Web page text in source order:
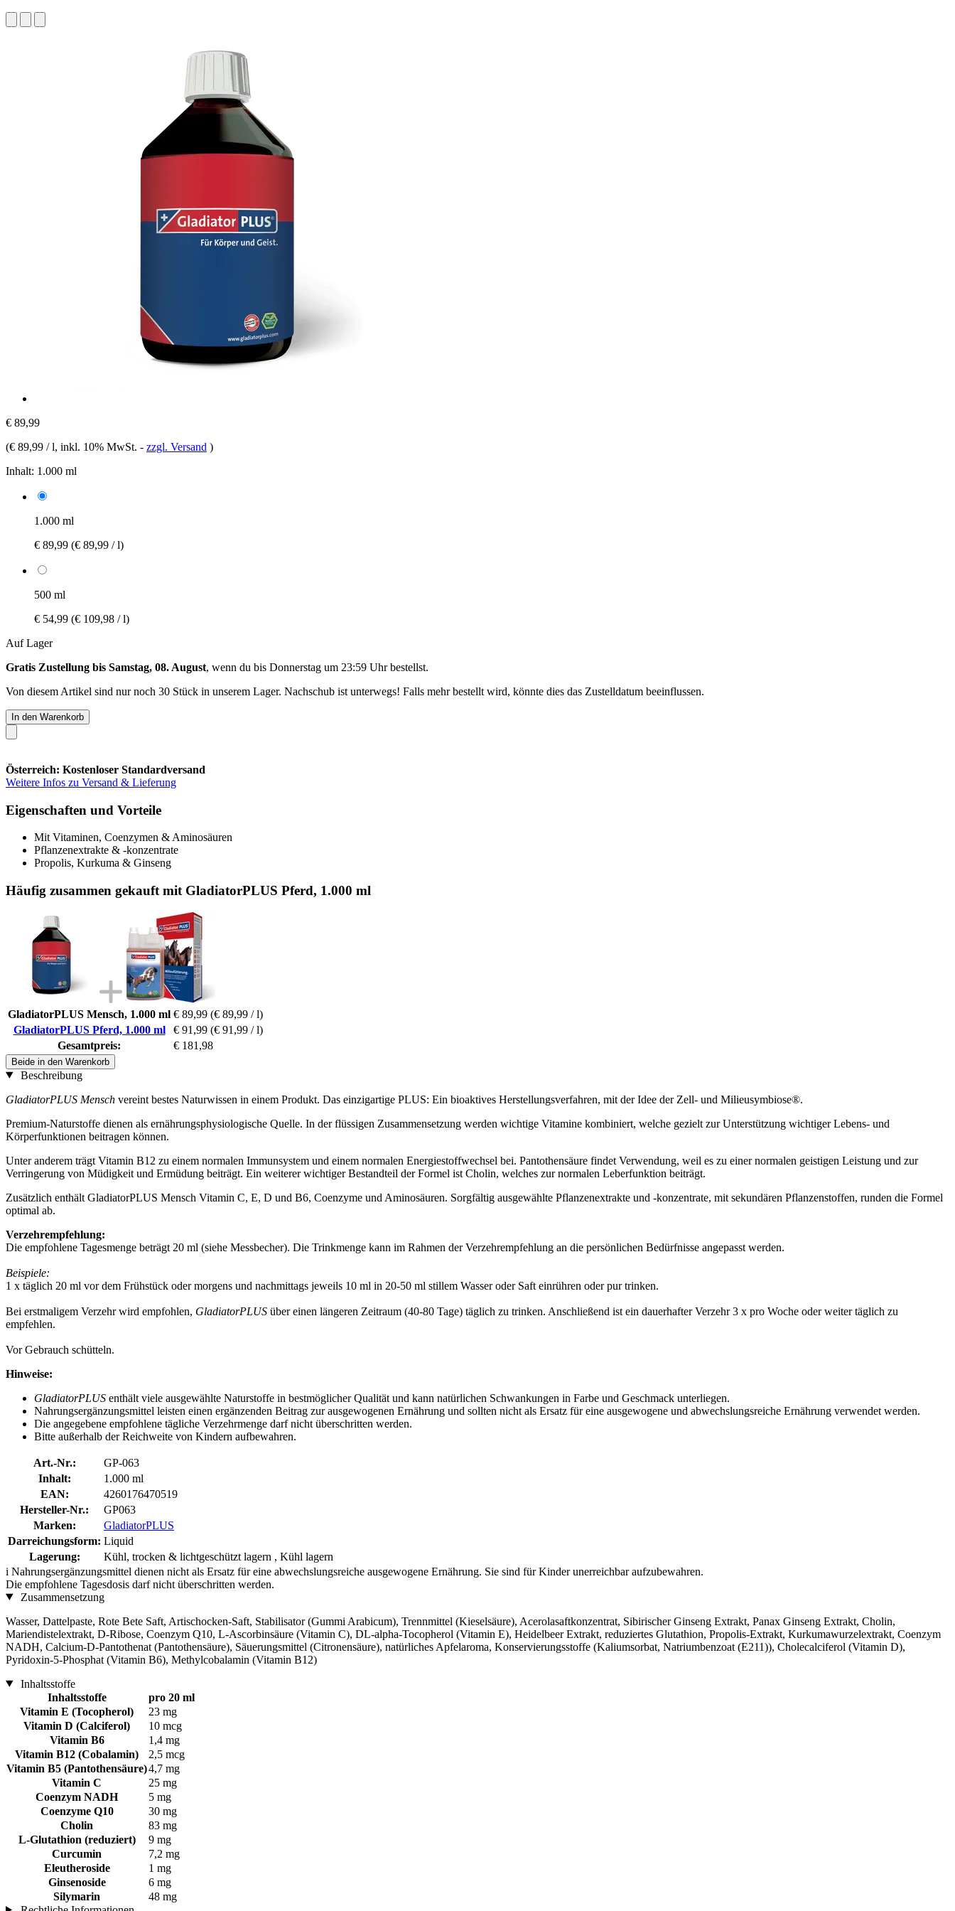
€ 89,99
(€ 89,99 / l, inkl. 10% MwSt. - zzgl. Versand )
Inhalt: 1.000 ml
1.000 ml
€ 89,99 (€ 89,99 / l)
500 ml
€ 54,99 (€ 109,98 / l)
Auf Lager
Gratis Zustellung bis Samstag, 08. August, wenn du bis Donnerstag um 23:59 Uhrbestellst.
Von diesem Artikel sind nur noch 30 Stück in unserem Lager. Nachschub ist unterwegs! Falls mehr bestellt wird, könnte dies das Zustelldatum beeinflussen.
In den Warenkorb
Österreich: Kostenloser Standardversand
Weitere Infos zu Versand & Lieferung
Eigenschaften und Vorteile
Mit Vitaminen, Coenzymen & Aminosäuren
Pflanzenextrakte & -konzentrate
Propolis, Kurkuma & Ginseng
Häufig zusammen gekauft mit GladiatorPLUS Pferd, 1.000 ml
GladiatorPLUS Mensch, 1.000 ml € 89,99 (€ 89,99 / l)
GladiatorPLUS Pferd, 1.000 ml
€ 91,99 (€ 91,99 / l)
Gesamtpreis:
€ 181,98
Beide in den Warenkorb
Beschreibung
GladiatorPLUS Mensch vereint bestes Naturwissen in einem Produkt. Das einzigartige PLUS: Ein bioaktives Herstellungsverfahren, mit der Idee der Zell- und Milieusymbiose®.
Premium-Naturstoffe dienen als ernährungsphysiologische Quelle. In der flüssigen Zusammensetzung werden wichtige Vitamine kombiniert, welche gezielt zur Unterstützung wichtiger Lebens- und
Körperfunktionen beitragen können.
Unter anderem trägt Vitamin B12 zu einem normalen Immunsystem und einem normalen Energiestoffwechsel bei. Pantothensäure findet Verwendung, weil es zu einer normalen geistigen Leistung und zur
Verringerung von Müdigkeit und Ermüdung beiträgt. Ein weiterer wichtiger Bestandteil der Formel ist Cholin, welches zur normalen Leberfunktion beiträgt.
Zusätzlich enthält GladiatorPLUS Mensch Vitamin C, E, D und B6, Coenzyme und Aminosäuren. Sorgfältig ausgewählte Pflanzenextrakte und -konzentrate, mit sekundären Pflanzenstoffen, runden die Formel
optimal ab.
Verzehrempfehlung:
Die empfohlene Tagesmenge beträgt 20 ml (siehe Messbecher). Die Trinkmenge kann im Rahmen der Verzehrempfehlung an die persönlichen Bedürfnisse angepasst werden.
Beispiele:
1 x täglich 20 ml vor dem Frühstück oder morgens und nachmittags jeweils 10 ml in 20-50 ml stillem Wasser oder Saft einrühren oder pur trinken.
Bei erstmaligem Verzehr wird empfohlen, GladiatorPLUS über einen längeren Zeitraum (40-80 Tage) täglich zu trinken. Anschließend ist ein dauerhafter Verzehr 3 x pro Woche oder weiter täglich zu
empfehlen.
Vor Gebrauch schütteln.
Hinweise:
GladiatorPLUS enthält viele ausgewählte Naturstoffe in bestmöglicher Qualität und kann natürlichen Schwankungen in Farbe und Geschmack unterliegen.
Nahrungsergänzungsmittel leisten einen ergänzenden Beitrag zur ausgewogenen Ernährung und sollten nicht als Ersatz für eine ausgewogene und abwechslungsreiche Ernährung verwendet werden.
Die angegebene empfohlene tägliche Verzehrmenge darf nicht überschritten werden.
Bitte außerhalb der Reichweite von Kindern aufbewahren.
Art.-Nr.:
GP-063
Inhalt:
1.000 ml
EAN:
4260176470519
Hersteller-Nr.:
GP063
Marken:
GladiatorPLUS
Darreichungsform: Liquid
Lagerung:
Kühl, trocken & lichtgeschützt lagern , Kühl lagern
i Nahrungsergänzungsmittel dienen nicht als Ersatz für eine abwechslungsreiche ausgewogene Ernährung. Sie sind für Kinder unerreichbar aufzubewahren.
Die empfohlene Tagesdosis darf nicht überschritten werden.
Zusammensetzung
Wasser, Dattelpaste, Rote Bete Saft, Artischocken-Saft, Stabilisator (Gummi Arabicum), Trennmittel (Kieselsäure), Acerolasaftkonzentrat, Sibirischer Ginseng Extrakt, Panax Ginseng Extrakt, Cholin,
Mariendistelextrakt, D-Ribose, Coenzym Q10, L-Ascorbinsäure (Vitamin C), DL-alpha-Tocopherol (Vitamin E), Heidelbeer Extrakt, reduziertes Glutathion, Propolis-Extrakt, Kurkumawurzelextrakt, Coenzym
NADH, Calcium-D-Pantothenat (Pantothensäure), Säuerungsmittel (Citronensäure), natürliches Apfelaroma, Konservierungsstoffe (Kaliumsorbat, Natriumbenzoat (E211)), Cholecalciferol (Vitamin D),
Pyridoxin-5-Phosphat (Vitamin B6), Methylcobalamin (Vitamin B12)
Inhaltsstoffe
Inhaltsstoffe
pro 20 ml
Vitamin E (Tocopherol)
23 mg
Vitamin D (Calciferol)
10 mcg
Vitamin B6
1,4 mg
Vitamin B12 (Cobalamin)
2,5 mcg
Vitamin B5 (Pantothensäure)4,7 mg
Vitamin C
25 mg
Coenzym NADH
5 mg
Coenzyme Q10
30 mg
Cholin
83 mg
L-Glutathion (reduziert)
9 mg
Curcumin
7,2 mg
Eleutheroside
1 mg
Ginsenoside
6 mg
Silymarin
48 mg